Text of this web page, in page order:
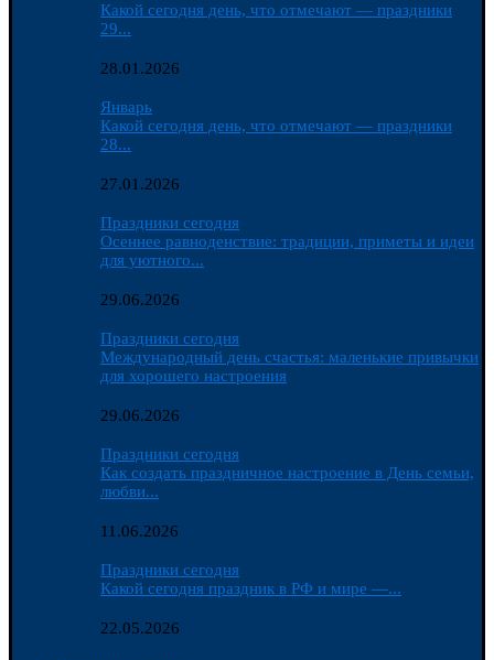
Какой сегодня день, что отмечают — праздники
29...
28.01.2026
Январь
Какой сегодня день, что отмечают — праздники
28...
27.01.2026
Праздники сегодня
Осеннее равноденствие: традиции, приметы и идеи
для уютного...
29.06.2026
Праздники сегодня
Международный день счастья: маленькие привычки
для хорошего настроения
29.06.2026
Праздники сегодня
Как создать праздничное настроение в День семьи,
любви...
11.06.2026
Праздники сегодня
Какой сегодня праздник в РФ и мире —...
22.05.2026